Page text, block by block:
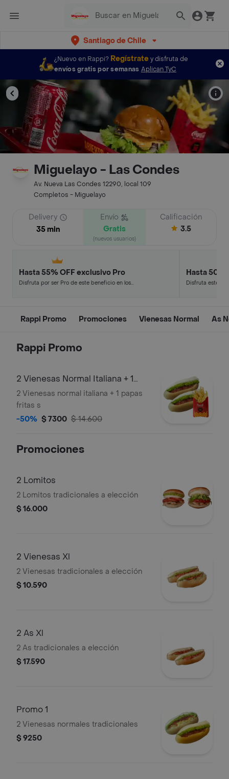
Santiago de Chile
¿Nuevo en Rappi? Regístratey disfruta de
envíos gratis por semanas Aplican TyC
Miguelayo - Las Condes
Av. Nueva Las Condes 12290, local 109
Completos - Miguelayo
Delivery
35 min
Envío
Gratis
(nuevos usuarios)
Calificación
3.5
Hasta 55% OFF exclusivo Pro
Disfruta por ser Pro de este beneficio en los
Hasta 50%
Disfruta este
Rappi Promo Promociones Vienesas Normal As
Rappi Promo
2 Vienesas Normal Italiana + 1
Papas S
2 Vienesas normal italiana + 1 papas
fritas s
-50% $ 7300 $ 14.600
Promociones
2 Lomitos
2 Lomitos tradicionales a elección
$ 16.000
2 Vienesas Xl
2 Vienesas tradicionales a elección
$ 10.590
2 As Xl
2 As tradicionales a elección
$ 17.590
Promo 1
2 Vienesas normales tradicionales
$ 9250